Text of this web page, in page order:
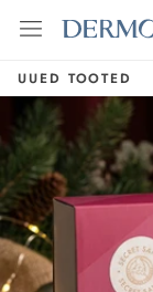
UUED TOOTED